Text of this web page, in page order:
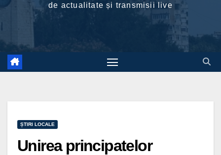
de actualitate și transmisii live
ȘTIRI LOCALE
Unirea principatelor